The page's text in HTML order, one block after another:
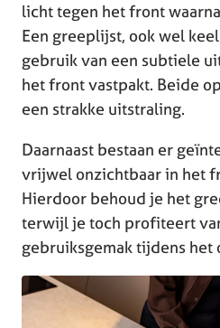
licht tegen het front
Een greeplijst, ook wel
gebruik van een subtiele
het front vastpakt. Beide
een strakke uitstraling.
Daarnaast bestaan er
vrijwel onzichtbaar in het
Hierdoor behoud je het
terwijl je toch profiteert
gebruiksgemak tijdens het